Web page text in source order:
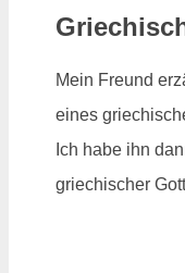
Mein Freund
eines
Ich habe ihn
griechischer